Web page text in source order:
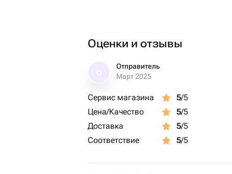
Оценки и отзывы
Отправитель
Март 2025
Сервис магазина 5/5
Цена/Качество
5/5
Доставка
5/5
Соответствие
5/5